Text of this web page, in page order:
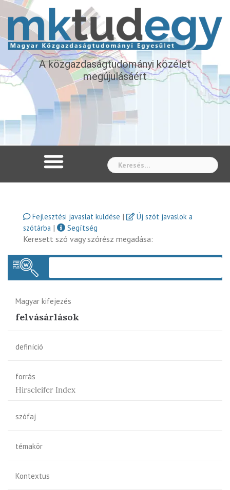
A közgazdaságtudományi közélet
megújulásáért
Fejlesztési javaslat küldése |
Új szót javaslok a
szótárba |
Segítség
Keresett szó vagy szórész megadása:
Magyar kifejezés
felvásárlások
definíció
forrás
Hirscleifer Index
szófaj
témakör
Kontextus